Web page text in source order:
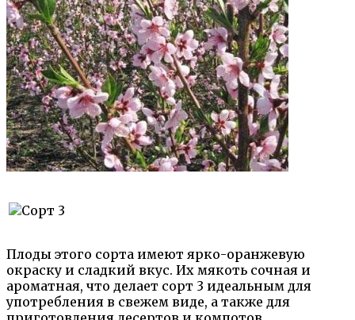
Плоды этого сорта имеют ярко-оранжевую
окраску и сладкий вкус. Их мякоть сочная и
ароматная, что делает сорт 3 идеальным для
употребления в свежем виде, а также для